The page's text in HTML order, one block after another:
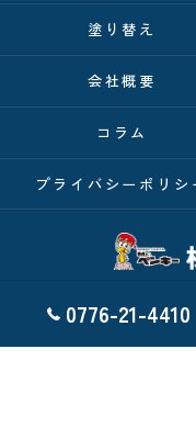
0776-21-4410
塗り替え
会社概要
コラム
プライバシーポリシ
© 2026 福井の外壁塗装な